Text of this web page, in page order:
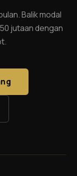
Balik modal
jutaan dengan